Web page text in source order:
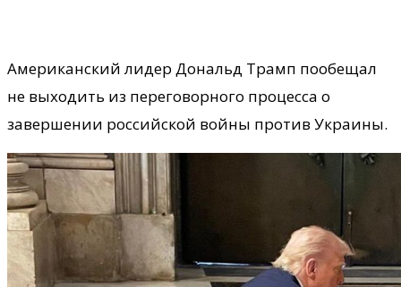
Американский лидер Дональд Трамп пообещал
не выходить из переговорного процесса о
завершении российской войны против Украины.